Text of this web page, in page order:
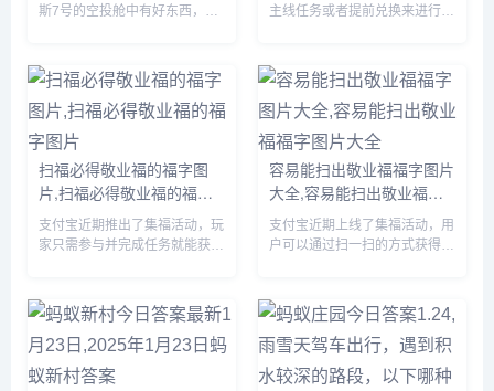
斯7号的空投舱中有好东西，先
斯7号找到空投舱，但是等我们
达到的时候里面已经没啥好东西
了。...
主线任务或者提前兑换来进行获
么获得，下面小编就为大家带来
具体的方法，有需要的自行查看
吧。...
扫福必得敬业福的福字图
片,扫福必得敬业福的福字
图片
支付宝近期推出了集福活动，玩
家只需参与并完成任务就能获得
面小编将为大家详细介绍一下，
感兴趣的可以接着往下看。...
容易能扫出敬业福福字图片
大全,容易能扫出敬业福福
字图片大全
支付宝近期上线了集福活动，用
户可以通过扫一扫的方式获得福
小编将为大家详细介绍一下，有
需要的小伙伴赶紧来看看吧。...